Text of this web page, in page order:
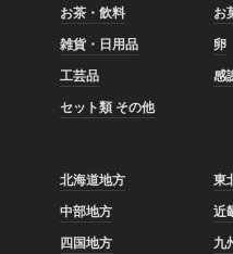
お茶・飲料
お
雑貨・日用品
卵
工芸品
感
セット類 その他
北海道地方
東
中部地方
近
四国地方 九